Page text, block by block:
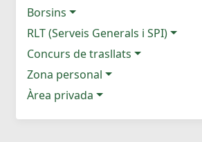
Borsins
RLT (Serveis Generals i SPI)
Concurs de trasllats
Zona personal
Àrea privada